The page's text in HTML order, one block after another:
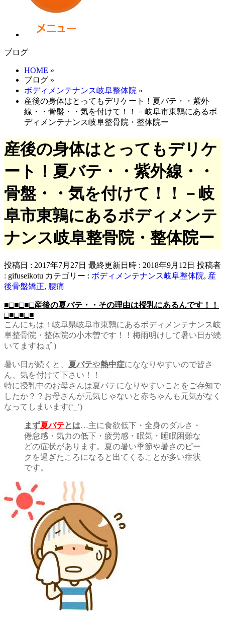
ブログ
HOME »
ブログ »
ボディメンテナンス岐阜整体院 »
産後の身体はとってもデリケート！夏バテ・・紫外
線・・骨盤・・気を付けて！！－岐阜市東鶉にあるボ
ディメンテナンス岐阜整骨院・整体院ー
産後の身体はとってもデリケ
ート！夏バテ・・紫外線・・
骨盤・・気を付けて！！－岐
阜市東鶉にあるボディメンテ
ナンス岐阜整骨院・整体院ー
投稿日 : 2017年7月27日 最終更新日時 : 2018年9月12日 投稿者
: gifuseikotu カテゴリー : ボディメンテナンス岐阜整体院, 産
後骨盤矯正, 腰痛
■□■□■□産後の夏バテ・・その理由は授乳にあるんです！！
□■□■□■
こんにちは！岐阜県岐阜市東鶉にあるボディメンテナンス岐
阜整骨院・整体院の小木曽です！！梅雨明けして暑い日が続
いてますね|дﾟ)
暑い日が続くと、 夏バテや熱中症にななりやすいので皆さ
ん、気を付けて下さい！！
特に授乳中のお母さんは夏バテになりやすいことをご存知で
したか？？お母さんが元気じゃないと赤ちゃんも元気がなく
なってしまいます(‘_’)
まず夏バテとは…主に食欲低下・全身のダルさ・
倦怠感・気力の低下・疲労感・眠気・睡眠困難な
どの症状があります。夏の暑い季節や暑さのピー
クを過ぎたころになると出てくることが多い症状
です。